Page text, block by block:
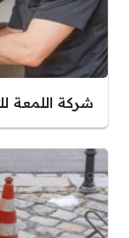
شركة اللمعة